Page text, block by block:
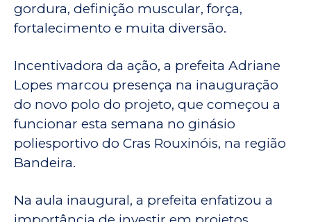
gordura, definição muscular, força,
fortalecimento e muita diversão.
Incentivadora da ação, a prefeita Adriane
Lopes marcou presença na inauguração
do novo polo do projeto, que começou a
funcionar esta semana no ginásio
poliesportivo do Cras Rouxinóis, na região
Bandeira.
Na aula inaugural, a prefeita enfatizou a